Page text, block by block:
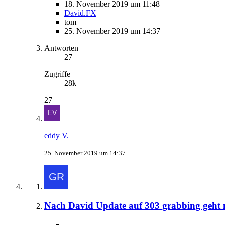
18. November 2019 um 11:48
David.FX
tom
25. November 2019 um 14:37
Antworten
27
Zugriffe
28k
27
eddy V.
25. November 2019 um 14:37
Nach David Update auf 303 grabbing geht